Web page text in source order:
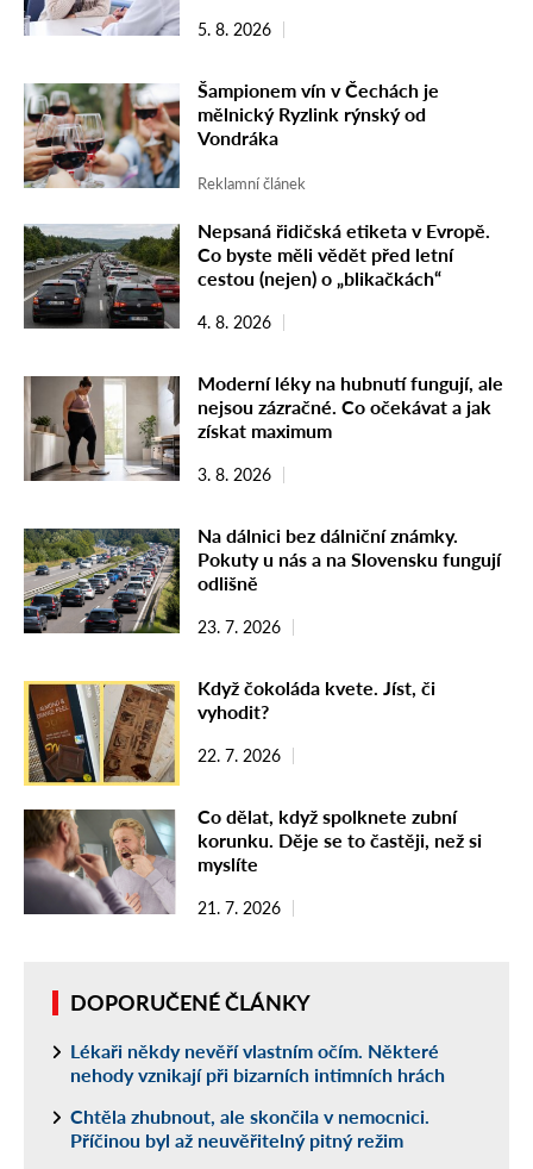
5. 8. 2026
Šampionem vín v Čechách je
mělnický Ryzlink rýnský od
Vondráka
Reklamní článek
Nepsaná řidičská etiketa v Evropě.
Co byste měli vědět před letní
cestou (nejen) o „blikačkách“
4. 8. 2026
Moderní léky na hubnutí fungují, ale
nejsou zázračné. Co očekávat a jak
získat maximum
3. 8. 2026
Na dálnici bez dálniční známky.
Pokuty u nás a na Slovensku fungují
odlišně
23. 7. 2026
Když čokoláda kvete. Jíst, či
vyhodit?
22. 7. 2026
Co dělat, když spolknete zubní
korunku. Děje se to častěji, než si
myslíte
21. 7. 2026
DOPORUČENÉ ČLÁNKY
Lékaři někdy nevěří vlastním očím. Některé
nehody vznikají při bizarních intimních hrách
Chtěla zhubnout, ale skončila v nemocnici.
Příčinou byl až neuvěřitelný pitný režim